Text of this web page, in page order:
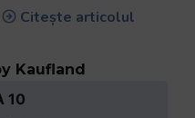
Citește articolul
Kaufland
10